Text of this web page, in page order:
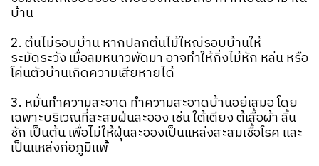
บ้าน
2. ต้นไม่รอบบ้าน หากปลูกต้นไม้ใหญ่รอบบ้านให้
ระมัดระวัง เมื่อลมหนาวพัดมา อาจทำให้กิ่งไม้หัก หล่น หรือ
โค่นตัวบ้านเกิดความเสียหายได้
3. หมั่นทำความสะอาด ทำความสะอาดบ้านอยู่เสมอ โดย
เฉพาะบริเวณที่สะสมฝุ่นละออง เช่น ใต้เตียง ตู้เสื้อผ้า ลิ้น
ชัก เป็นต้น เพื่อไม่ให้ฝุ่นละอองเป็นแหล่งสะสมเชื้อโรค และ
เป็นแหล่งก่อภูมิแพ้